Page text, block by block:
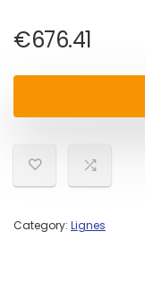
€676.41
Category: Lignes